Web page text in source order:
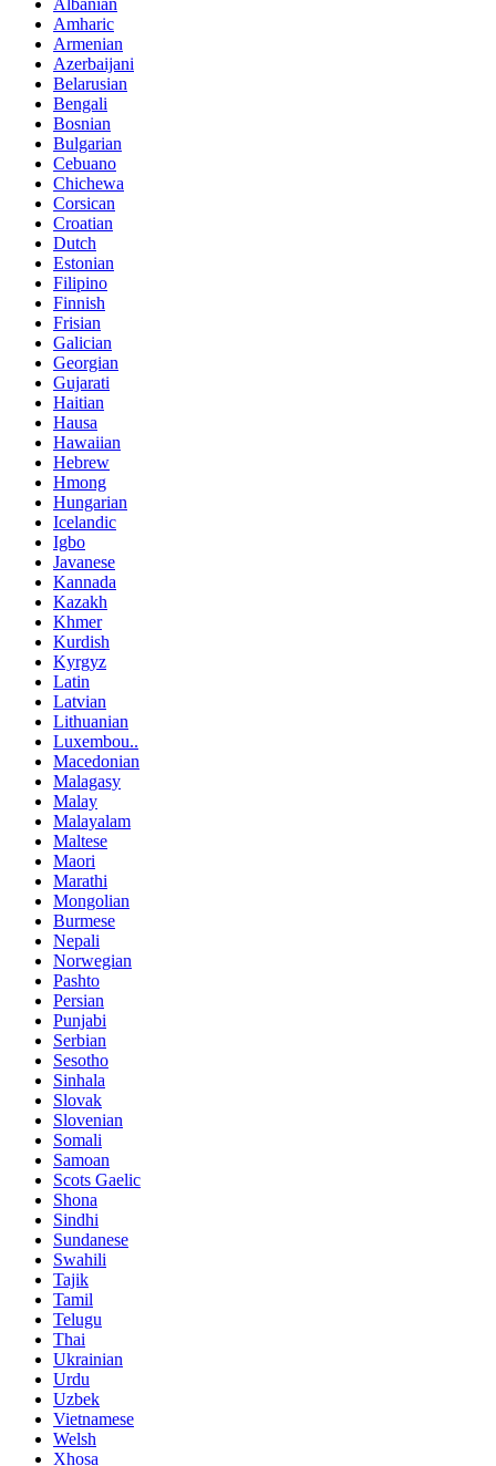
Albanian
Amharic
Armenian
Azerbaijani
Belarusian
Bengali
Bosnian
Bulgarian
Cebuano
Chichewa
Corsican
Croatian
Dutch
Estonian
Filipino
Finnish
Frisian
Galician
Georgian
Gujarati
Haitian
Hausa
Hawaiian
Hebrew
Hmong
Hungarian
Icelandic
Igbo
Javanese
Kannada
Kazakh
Khmer
Kurdish
Kyrgyz
Latin
Latvian
Lithuanian
Luxembou..
Macedonian
Malagasy
Malay
Malayalam
Maltese
Maori
Marathi
Mongolian
Burmese
Nepali
Norwegian
Pashto
Persian
Punjabi
Serbian
Sesotho
Sinhala
Slovak
Slovenian
Somali
Samoan
Scots Gaelic
Shona
Sindhi
Sundanese
Swahili
Tajik
Tamil
Telugu
Thai
Ukrainian
Urdu
Uzbek
Vietnamese
Welsh
Xhosa